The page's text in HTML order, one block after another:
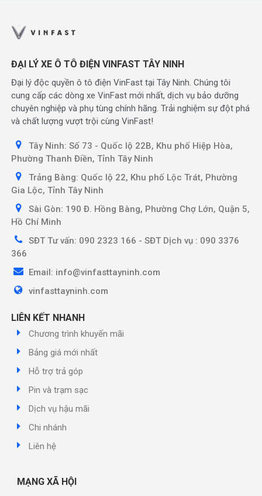
ĐẠI LÝ XE Ô TÔ ĐIỆN VINFAST TÂY NINH
Đại lý độc quyền ô tô điện VinFast tại Tây Ninh. Chúng tôi
cung cấp các dòng xe VinFast mới nhất, dịch vụ bảo dưỡng
chuyên nghiệp và phụ tùng chính hãng. Trải nghiệm sự đột phá
và chất lượng vượt trội cùng VinFast!
Tây Ninh: Số 73 - Quốc lộ 22B, Khu phố Hiệp Hòa,
Phường Thanh Điền, Tỉnh Tây Ninh
Trảng Bàng: Quốc lộ 22, Khu phố Lộc Trát, Phường
Gia Lộc, Tỉnh Tây Ninh
Sài Gòn: 190 Đ. Hồng Bàng, Phường Chợ Lớn, Quận 5,
Hồ Chí Minh
SĐT Tư vấn: 090 2323 166 - SĐT Dịch vụ : 090 3376
366
Email: info@vinfasttayninh.com
vinfasttayninh.com
LIÊN KẾT NHANH
Chương trình khuyến mãi
Bảng giá mới nhất
Hỗ trợ trả góp
Pin và trạm sạc
Dịch vụ hậu mãi
Chi nhánh
Liên hệ
MẠNG XÃ HỘI